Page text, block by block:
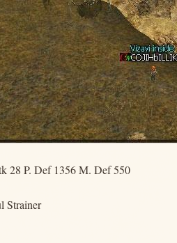
28 P. Def 1356 M. Def 550
Strainer